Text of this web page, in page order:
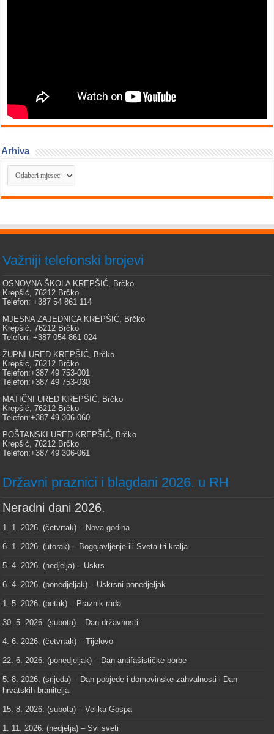
Arhiva
Arhiva
Važniji telefonski brojevi
OSNOVNA ŠKOLA KREPŠIĆ, Brčko
Krepšić, 76212 Brčko
Telefon: +387 54 861 114
MJESNA ZAJEDNICA KREPŠIĆ, Brčko
Krepšić, 76212 Brčko
Telefon: +387 054 861 024
ŽUPNI URED KREPŠIĆ, Brčko
Krepšić, 76212 Brčko
Telefon:+387 49 753-001
Telefon:+387 49 753-030
MATIČNI URED KREPŠIĆ, Brčko
Krepšić, 76212 Brčko
Telefon:+387 49 306-060
POŠTANSKI URED KREPŠIĆ, Brčko
Krepšić, 76212 Brčko
Telefon:+387 49 306-061
Državni praznici i blagdani 2026. u RH
Neradni dani 2026.
1. 1. 2026. (četvrtak) – Nova godina
6. 1. 2026. (utorak) – Bogojavljenje ili Sveta tri kralja
5. 4. 2026. (nedjelja) – Uskrs
6. 4. 2026. (ponedjeljak) – Uskrsni ponedjeljak
1. 5. 2026. (petak) – Praznik rada
30. 5. 2026. (subota) – Dan državnosti
4. 6. 2026. (četvrtak) – Tijelovo
22. 6. 2026. (ponedjeljak) – Dan antifašističke borbe
5. 8. 2026. (srijeda) – Dan pobjede i domovinske zahvalnosti i Dan
hrvatskih branitelja
15. 8. 2026. (subota) – Velika Gospa
1. 11. 2026. (nedjelja) – Svi sveti